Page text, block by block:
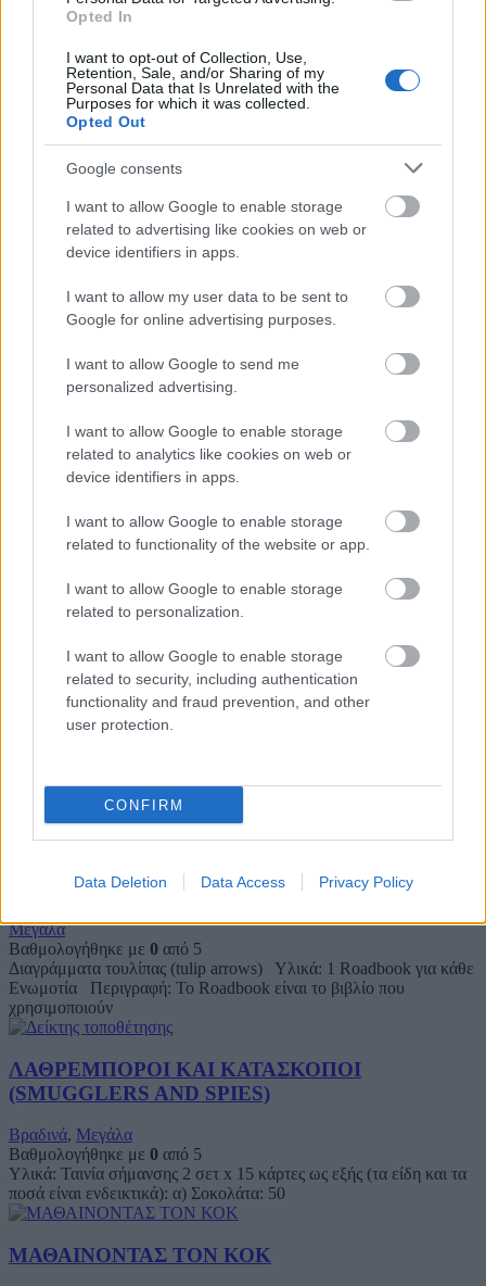
Opted In
I want to opt-out of Collection, Use,
Retention, Sale, and/or Sharing of my
Personal Data that Is Unrelated with the
Purposes for which it was collected.
Opted Out
Google consents
I want to allow Google to enable storage
related to advertising like cookies on web or
device identifiers in apps.
I want to allow my user data to be sent to
Google for online advertising purposes.
I want to allow Google to send me
personalized advertising.
I want to allow Google to enable storage
related to analytics like cookies on web or
device identifiers in apps.
I want to allow Google to enable storage
related to functionality of the website or app.
I want to allow Google to enable storage
related to personalization.
I want to allow Google to enable storage
related to security, including authentication
functionality and fraud prevention, and other
user protection.
CONFIRM
Data Deletion Data Access Privacy Policy
Clear filters
Δεν υπάρχει καμία αξιολόγηση ακόμη.
Κάνετε την πρώτη αξιολόγηση για το προϊόν: “ANGRY BIRDS”
Η αξιολόγησή σας*
αυτόν τον πλοηγό για την επόμενη φορά που θα σχολιάσω.
ΠΙΣΩ ΣΕ Προσκοπικά παιχνίδια
BIG TALK
Βαθμολογήθηκε με0από 5
Υλικά: – Περιγραφή: Το παιχνίδι απευθύνεται σε όλη την Ομάδα,
στις Ενωμοτίες αλλά και ατομικά, ανάλογα με το θέμα
NAVIGATION (RALLY ROADBOOK)
Μεγάλα
Βαθμολογήθηκε με 0 από 5
Διαγράμματα τουλίπας (tulip arrows) Υλικά: 1 Roadbook για κάθε
Ενωμοτία Περιγραφή: Το Roadbook είναι το βιβλίο που
χρησιμοποιούν
ΛΑΘΡΕΜΠΟΡΟΙ ΚΑΙ ΚΑΤΑΣΚΟΠΟΙ
(SMUGGLERS AND SPIES)
Βραδινά, Μεγάλα
Βαθμολογήθηκε με 0 από 5
Υλικά: Ταινία σήμανσης 2 σετ x 15 κάρτες ως εξής (τα είδη και τα
ποσά είναι ενδεικτικά): α) Σοκολάτα: 50
ΜΑΘΑΙΝΟΝΤΑΣ ΤΟΝ ΚΟΚ